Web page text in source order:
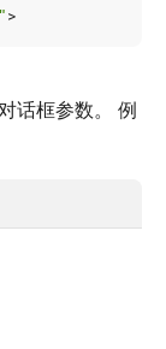
>
话框参数。 例